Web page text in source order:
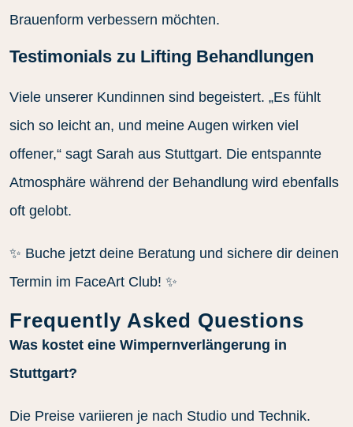
Brauenform verbessern möchten.
Testimonials zu Lifting Behandlungen
Viele unserer Kundinnen sind begeistert. „Es fühlt
sich so leicht an, und meine Augen wirken viel
offener,“ sagt Sarah aus Stuttgart. Die entspannte
Atmosphäre während der Behandlung wird ebenfalls
oft gelobt.
✨ Buche jetzt deine Beratung und sichere dir deinen
Termin im FaceArt Club! ✨
Frequently Asked Questions
Was kostet eine Wimpernverlängerung in
Stuttgart?
Die Preise variieren je nach Studio und Technik.